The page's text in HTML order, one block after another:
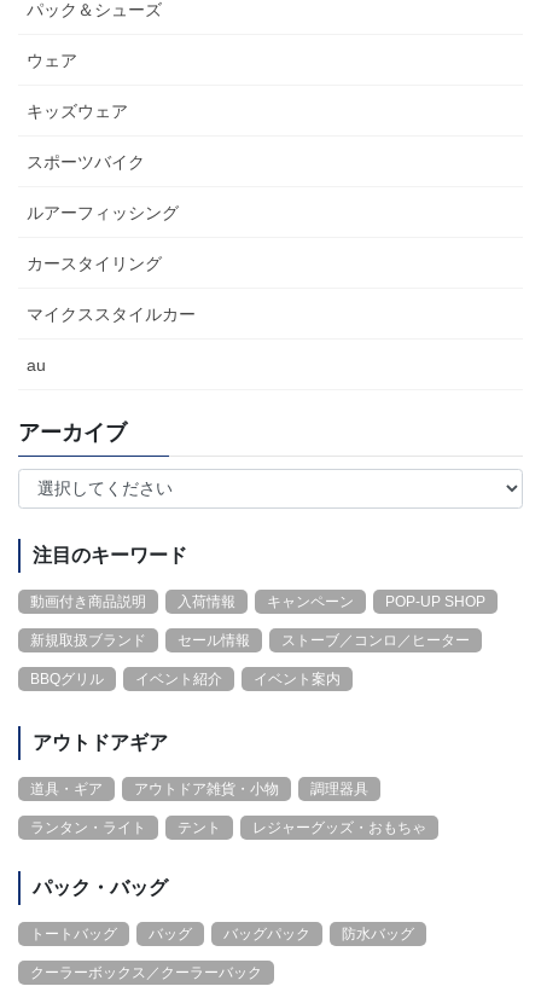
パック＆シューズ
ウェア
キッズウェア
スポーツバイク
ルアーフィッシング
カースタイリング
マイクススタイルカー
au
アーカイブ
注目のキーワード
動画付き商品説明 入荷情報 キャンペーン POP-UP SHOP
新規取扱ブランド セール情報 ストーブ／コンロ／ヒーター
BBQグリル イベント紹介 イベント案内
アウトドアギア
道具・ギア アウトドア雑貨・小物 調理器具
ランタン・ライト テント レジャーグッズ・おもちゃ
パック・バッグ
トートバッグ バッグ バッグパック 防水バッグ
クーラーボックス／クーラーバック